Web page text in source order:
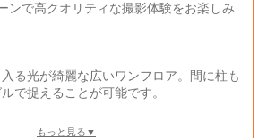
ンで高クオリティな撮影体験をお楽しみ
る光が綺麗な広いワンフロア。間に柱も
で捉えることが可能です。
もっと見る▼